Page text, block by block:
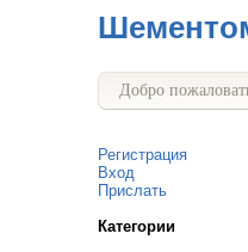
Добро
Регистрация
Вход
Прислать
Категории